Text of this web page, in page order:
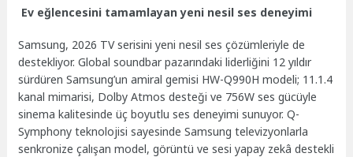
Ev eğlencesini tamamlayan yeni nesil ses deneyimi
Samsung, 2026 TV serisini yeni nesil ses çözümleriyle de
destekliyor. Global soundbar pazarındaki liderliğini 12 yıldır
sürdüren Samsung’un amiral gemisi HW-Q990H modeli; 11.1.4
kanal mimarisi, Dolby Atmos desteği ve 756W ses gücüyle
sinema kalitesinde üç boyutlu ses deneyimi sunuyor. Q-
Symphony teknolojisi sayesinde Samsung televizyonlarla
senkronize çalışan model, görüntü ve sesi yapay zekâ destekli